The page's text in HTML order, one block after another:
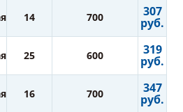
14 700 307
руб.
25 600 319
руб.
16 700 347
руб.